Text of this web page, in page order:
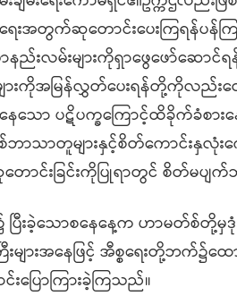
းရေးအတွက်ဆုတောင်းပေးကြရန်
ည်းလမ်းများကိုရှာဖွေဖော်ဆောင်ရ
ျားကိုအမြန်လွှတ်ပေးရန်တို့ကိုလည်
ေသော ပဋိပက္ခကြောင့်ထိခိုက်ခံစား
သာတူများနှင့်စိတ်ကောင်းနှလုံးကေ
ာင်းခြင်းကိုပြုရာတွင် စိတ်မ
းခဲ့သောစနေနေ့က ဟာမတ်စ်တို့မှဒုံ
ြီးများအနေဖြင့် အီစ္စရေးတို့ဘ
းပြောကြားခဲ့ကြသည်။